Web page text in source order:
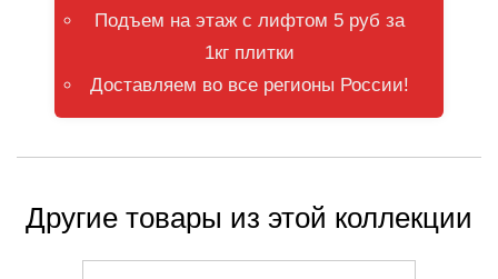
Подъем на этаж с лифтом 5 руб за
1кг плитки
Доставляем во все регионы России!
Другие товары из этой коллекции